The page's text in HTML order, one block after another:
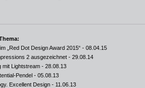
„Red Dot Design Award 2015“ - 08.04.15
2 ausgezeichnet - 29.08.14
mit Lightstream - 28.08.13
Pendel - 05.08.13
Excellent Design - 11.06.13